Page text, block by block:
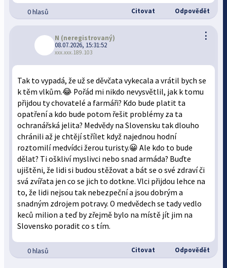
0 hlasů Citovat Odpovědět
⋮
N (neregistrovaný)
08.07.2026, 15:31:52
xxx.xxx.189.103
Tak to vypadá, že už se děvčata vykecala a vrátil bych se
k těm vlkům.😂 Pořád mi nikdo nevysvětlil, jak k tomu
přijdou ty chovatelé a farmáři? Kdo bude platit ta
opatření a kdo bude potom řešit problémy za ta
ochranářská jelita? Medvědy na Slovensku tak dlouho
chránili až je chtějí střílet když najednou hodní
roztomilí medvídci žerou turisty.😀 Ale kdo to bude
dělat? Ti oškliví myslivci nebo snad armáda? Buďte
ujištěni, že lidi si budou stěžovat a bát se o své zdraví či
svá zvířata jen co se jich to dotkne. Vlci přijdou lehce na
to, že lidi nejsou tak nebezpeční a jsou dobrým a
snadným zdrojem potravy. O medvědech se tady vedlo
keců milion a teď by zřejmě bylo na místě jít jim na
Slovensko poradit co s tím.
0 hlasů Citovat Odpovědět